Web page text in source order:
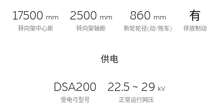
17500 mm
转向架中心距
2500 mm
转向架轴距
860 mm
新轮轮径(动/拖车)
有
停放制动
供电
DSA200
受电弓型号
22.5 ~ 29 kV
正常运行网压